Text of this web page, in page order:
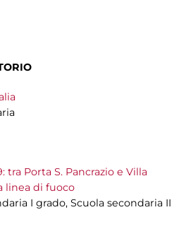
tra Porta S. Pancrazio e Villa
linea di fuoco
I grado, Scuola secondaria II